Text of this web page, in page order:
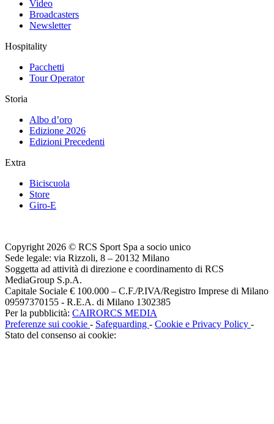
Video
Broadcasters
Newsletter
Hospitality
Pacchetti
Tour Operator
Storia
Albo d’oro
Edizione 2026
Edizioni Precedenti
Extra
Biciscuola
Store
Giro-E
Copyright 2026 © RCS Sport Spa a socio unico
Sede legale: via Rizzoli, 8 – 20132 Milano
Soggetta ad attività di direzione e coordinamento di RCS
MediaGroup S.p.A.
Capitale Sociale € 100.000 – C.F./P.IVA/Registro Imprese di Milano
09597370155 - R.E.A. di Milano 1302385
Per la pubblicità: CAIRORCS MEDIA
Preferenze sui cookie - Safeguarding - Cookie e Privacy Policy -
Stato del consenso ai cookie: